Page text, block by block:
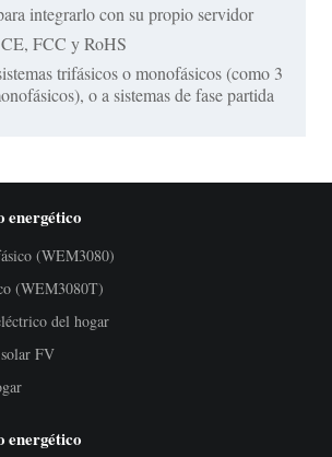
integrarlo con su propio servidor
FCC y RoHS
trifásicos o monofásicos (como 3
o a sistemas de fase partida
energético
(WEM3080)
(WEM3080T)
del hogar
FV
energético